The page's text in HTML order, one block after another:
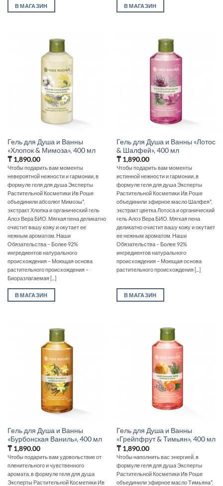
В МАГАЗИН В МАГАЗИН
Гель для Душа и Ванны
«Хлопок & Мимоза», 400 мл
₸1,890.00
Чтобы подарить вам моменты
невероятной нежности и гармонии, в
формуле геля для душа Эксперты
Растительной Косметики Ив Роше
объединили абсолют Мимозы*,
экстракт Хлопка и органический гель
Алоэ Вера БИО. Мягкая пена деликатно
очистит вашу кожу и окутает ее
нежным ароматом. Наши
Обязательства – Более 92%
ингредиентов натурального
происхождения – Моющая основа
растительного происхождения –
Биоразлагаемая [...]
В МАГАЗИН
Гель для Душа и Ванны «Лотос
& Шалфей», 400 мл
₸1,890.00
Чтобы подарить вам моменты
истинной нежности и гармонии, в
формуле геля для душа Эксперты
Растительной Косметики Ив Роше
объединили эфирное масло Шалфея*,
экстракт цветка Лотоса и органический
гель Алоэ Вера БИО. Мягкая пена
деликатно очистит вашу кожу и окутает
ее нежным ароматом. Наши
Обязательства – Более 92%
ингредиентов натурального
происхождения – Моющая основа
растительного происхождения [...]
В МАГАЗИН
Гель для Душа и Ванны
«Бурбонская Ваниль», 400 мл
₸1,890.00
Чтобы подарить вам удовольствие от
пленительного и чувственного
аромата, в формуле геля для душа
Эксперты Растительной Косметики Ив
Гель для Душа и Ванны
«Грейпфрут & Тимьян», 400 мл
₸1,890.00
Чтобы наполнить вас энергией, в
формуле геля для душа Эксперты
Растительной Косметики Ив Роше
объединили эфирное масло Тимьяна*,